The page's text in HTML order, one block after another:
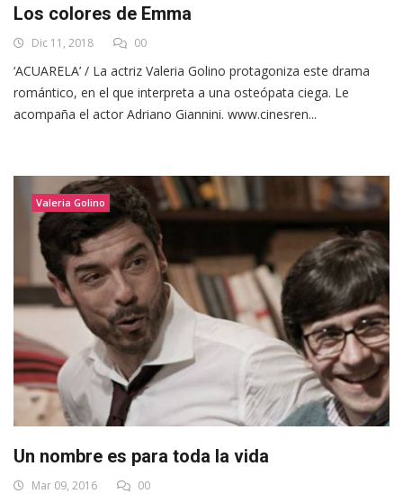
Los colores de Emma
Dic 11, 2018 00
‘ACUARELA’ / La actriz Valeria Golino protagoniza este drama
romántico, en el que interpreta a una osteópata ciega. Le
acompaña el actor Adriano Giannini. www.cinesren...
Valeria Golino
Un nombre es para toda la vida
Mar 09, 2016 00